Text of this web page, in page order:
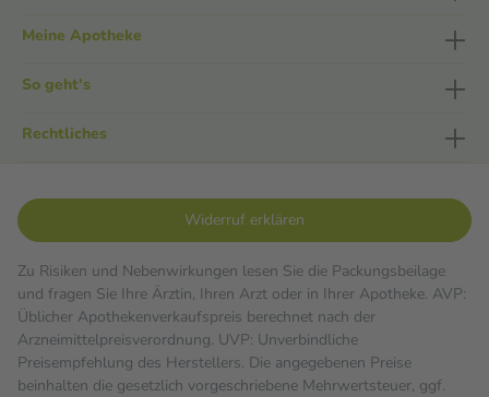
Meine Apotheke
So geht's
Rechtliches
Widerruf erklären
Zu Risiken und Nebenwirkungen lesen Sie die Packungsbeilage
und fragen Sie Ihre Ärztin, Ihren Arzt oder in Ihrer Apotheke. AVP:
Üblicher Apothekenverkaufspreis berechnet nach der
Arzneimittelpreisverordnung. UVP: Unverbindliche
Preisempfehlung des Herstellers. Die angegebenen Preise
beinhalten die gesetzlich vorgeschriebene Mehrwertsteuer, ggf.